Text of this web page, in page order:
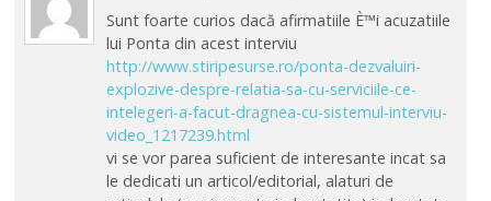
Sunt foarte curios dacă afirmatiile È™i acuzatiile
lui Ponta din acest interviu
http://www.stiripesurse.ro/ponta-dezvaluiri-
explozive-despre-relatia-sa-cu-serviciile-ce-
intelegeri-a-facut-dragnea-cu-sistemul-interviu-
video_1217239.html
vi se vor parea suficient de interesante incat sa
le dedicati un articol/editorial, alaturi de